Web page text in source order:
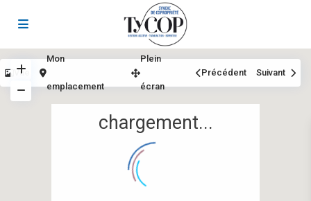
chargement...
Vue
Mon
emplacement
Plein
écran
Précédent Suivant